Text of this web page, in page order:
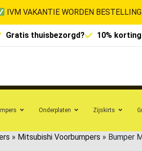
IVM VAKANTIE WORDEN
Gratis thuisbezorgd? 10%
Onderplaten Zijskirts
» Mitsubishi Voorbumpers » Bumper